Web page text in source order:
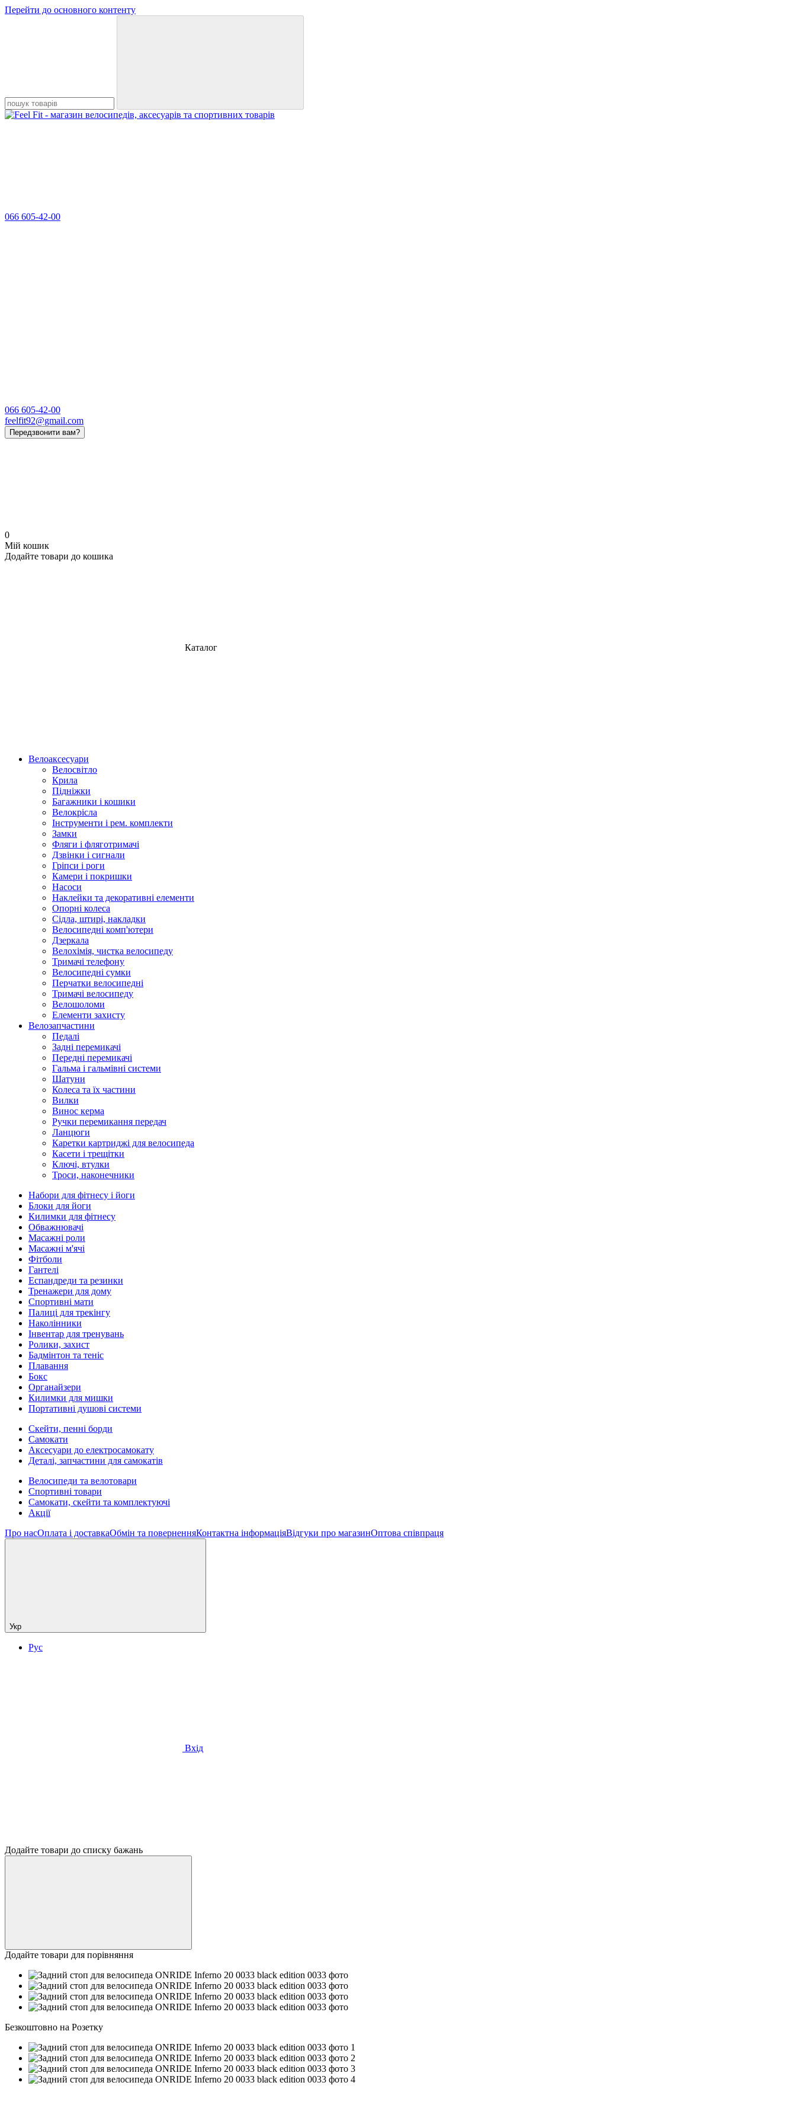
Перейти до основного контенту
066 605-42-00
066 605-42-00
feelfit92@gmail.com
Передзвонити вам?
0
Мій кошик
Додайте товари до кошика
Каталог
Велоаксесуари
Велосвітло
Крила
Підніжки
Багажники і кошики
Велокрісла
Інструменти і рем. комплекти
Замки
Фляги і фляготримачі
Дзвінки і сигнали
Гріпси і роги
Камери і покришки
Насоси
Наклейки та декоративні елементи
Опорні колеса
Сідла, штирі, накладки
Велосипедні комп'ютери
Дзеркала
Велохімія, чистка велосипеду
Тримачі телефону
Велосипедні сумки
Перчатки велосипедні
Тримачі велосипеду
Велошоломи
Елементи захисту
Велозапчастини
Педалі
Задні перемикачі
Передні перемикачі
Гальма і гальмівні системи
Шатуни
Колеса та їх частини
Вилки
Винос керма
Ручки перемикання передач
Ланцюги
Каретки картриджі для велосипеда
Касети і трещітки
Ключі, втулки
Троси, наконечники
Набори для фітнесу і йоги
Блоки для йоги
Килимки для фітнесу
Обважнювачі
Масажні роли
Масажні м'ячі
Фітболи
Гантелі
Еспандреди та резинки
Тренажери для дому
Спортивні мати
Палиці для трекінгу
Наколінники
Інвентар для тренувань
Ролики, захист
Бадмінтон та теніс
Плавання
Бокс
Органайзери
Килимки для мишки
Портативні душові системи
Скейти, пенні борди
Самокати
Аксесуари до електросамокату
Деталі, запчастини для самокатів
Велосипеди та велотовари
Спортивні товари
Самокати, скейти та комплектуючі
Акції
Про насОплата і доставкаОбмін та поверненняКонтактна інформаціяВідгуки про магазинОптова співпраця
Укр
Рус
Вхід
Додайте товари до списку бажань
Додайте товари для порівняння
Безкоштовно на Розетку